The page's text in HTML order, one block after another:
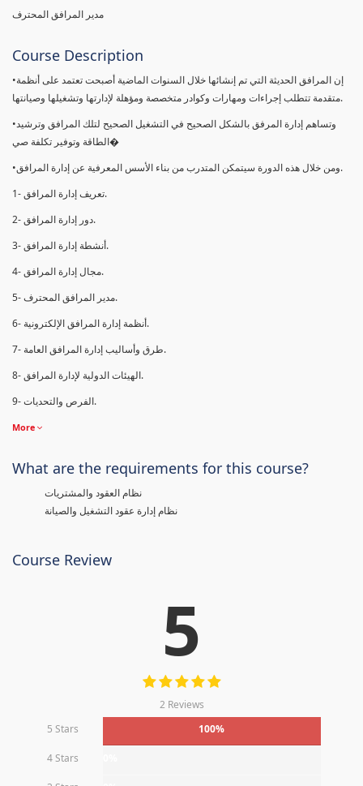
مدير المرافق المحترف
Course Description
•إن المرافق الحديثة التي تم إنشائها خلال السنوات الماضية أصبحت تعتمد على أنظمة
متقدمة تتطلب إجراءات ومهارات وكوادر متخصصة ومؤهلة لإدارتها وتشغیلھا وصیانتھا.
•وتساهم إدارة المرفق بالشكل الصحيح في التشغيل الصحيح لتلك المرافق وترشيد
الطاقة وتوفير تكلفة صي�
•ومن خلال ھذه الدورة سيتمكن المتدرب من بناء الأسس المعرفية عن إدارة المرافق.
1- تعريف إدارة المرافق.
2- دور إدارة المرافق.
3- أنشطة إدارة المرافق.
4- مجال إدارة المرافق.
5- مدير المرافق المحترف.
6- أنظمة إدارة المرافق الإلكترونية.
7- طرق وأساليب إدارة المرافق العامة.
8- الهيئات الدولية لإدارة المرافق.
9- الفرص والتحديات.
More
What are the requirements for this course?
نظام العقود والمشتريات
نظام إدارة عقود التشغيل والصيانة
Course Review
5
2 Reviews
5 Stars
100%
4 Stars